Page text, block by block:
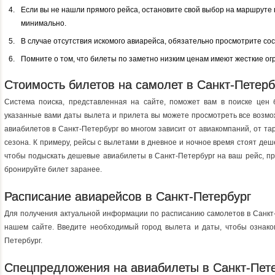
Если вы не нашли прямого рейса, остановите свой выбор на
минимально.
В случае отсутствия искомого авиарейса, обязательно просмотрите
Помните о том, что билеты по заметно низким ценам имеют жесткие
Стоимость билетов на самолет в Санкт-
Система поиска, представленная на сайте, поможет вам в поиске цен
указанные вами даты вылета и прилета вы можете просмотреть все
авиабилетов в Санкт-Петербург во многом зависит от авиакомпаний, от
сезона. К примеру, рейсы с вылетами в дневное и ночное время стоят
чтобы подыскать дешевые авиабилеты в Санкт-Петербург на ваш рейс,
бронируйте билет заранее.
Расписание авиарейсов в Санкт-Петербург
Для получения актуальной информации по расписанию самолетов в
нашем сайте. Введите необходимый город вылета и даты, чтобы
Петербург.
Спецпредложения на авиабилеты в Санкт-